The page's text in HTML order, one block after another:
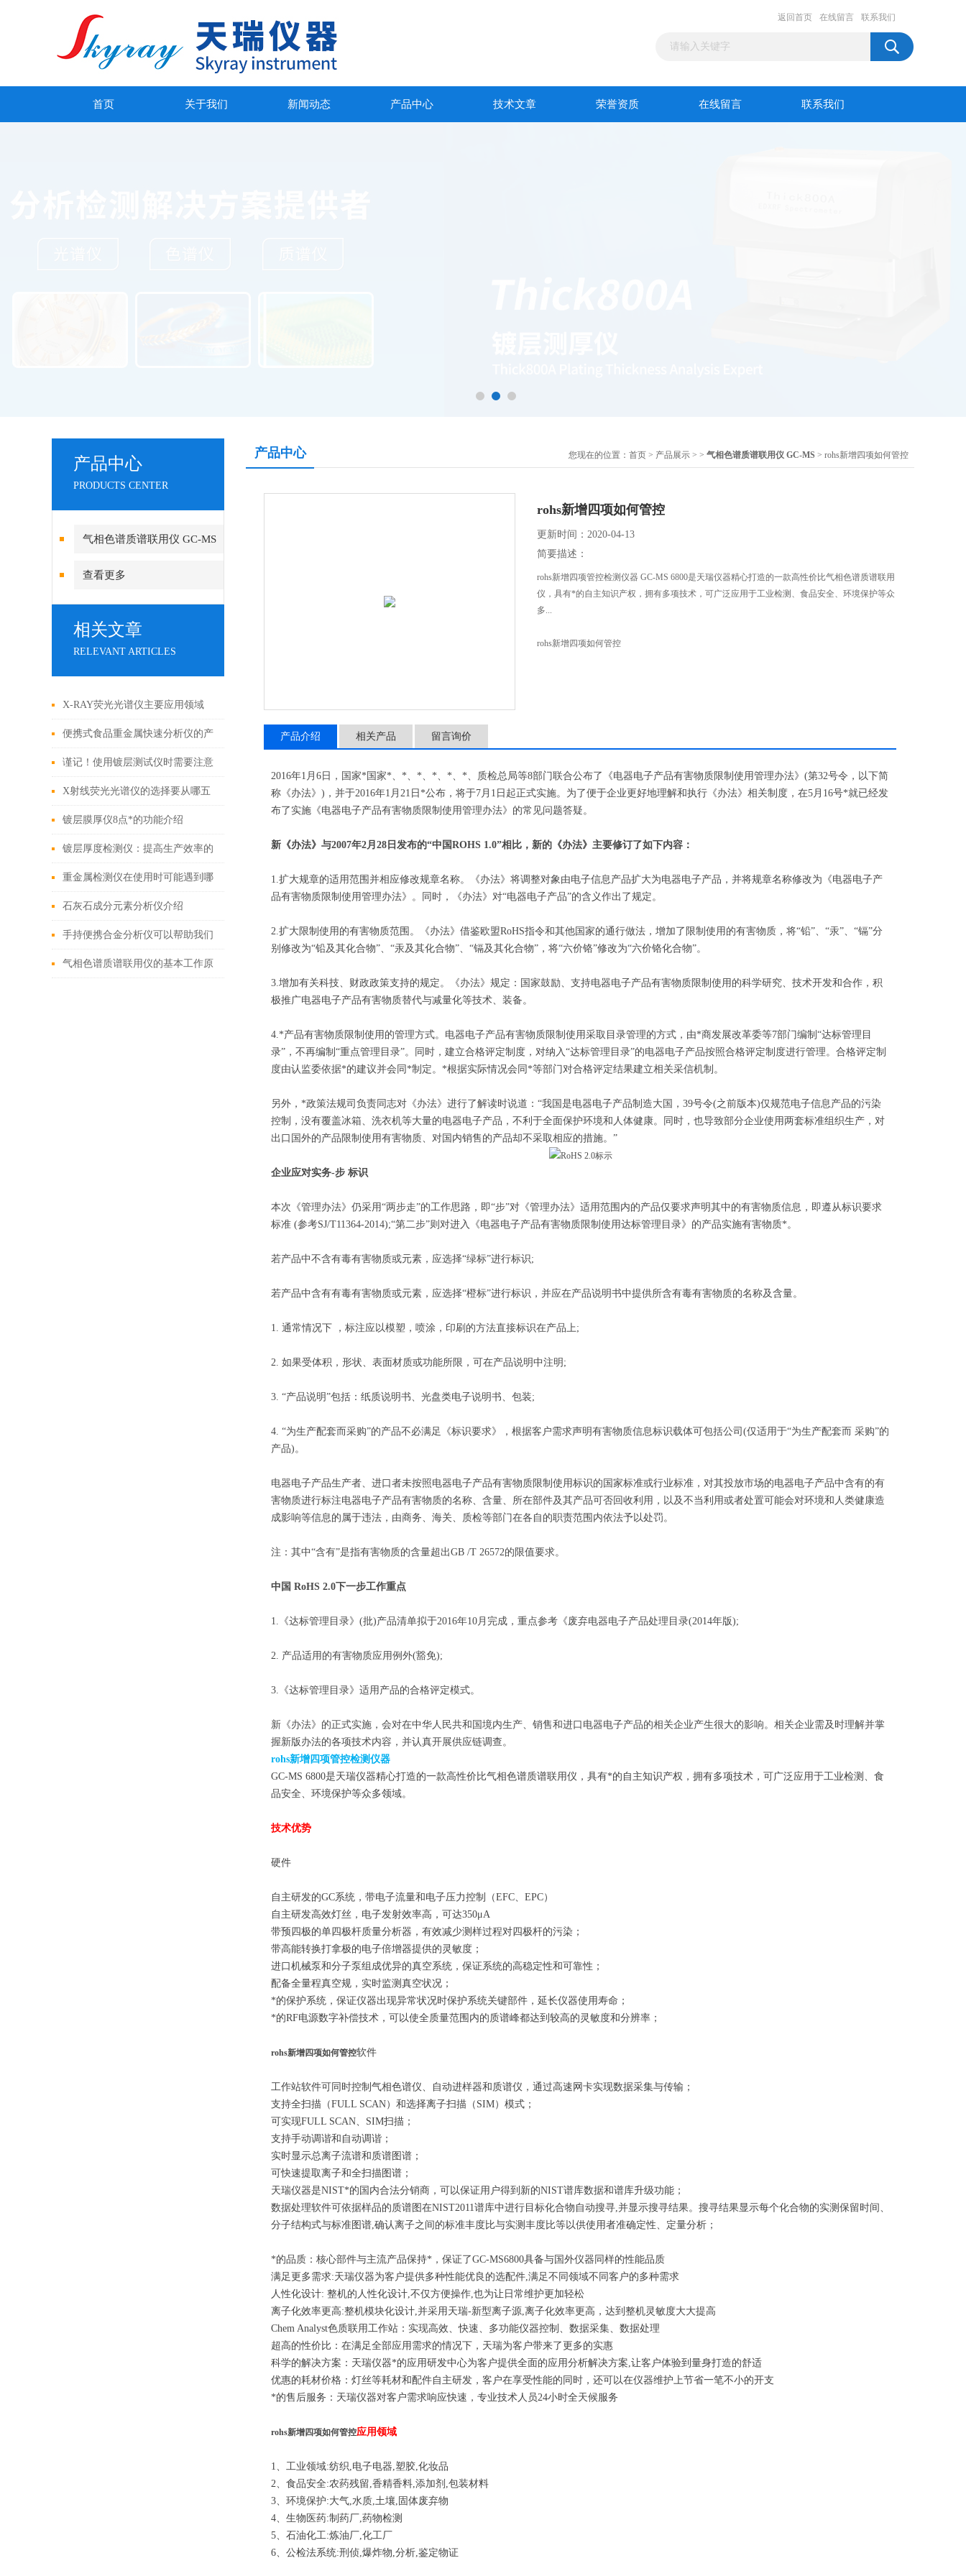
返回首页 在线留言 联系我们
首页 关于我们 新闻动态 产品中心 技术文章 荣誉资质 在线留言 联系我们
产品中心
PRODUCTS CENTER
气相色谱质谱联用仪 GC-MS
查看更多
相关文章
RELEVANT ARTICLES
X-RAY荧光光谱仪主要应用领域
便携式食品重金属快速分析仪的产
品特点及优势
谨记！使用镀层测试仪时需要注意
这些
X射线荧光光谱仪的选择要从哪五
点入
镀层膜厚仪8点*的功能介绍
镀层厚度检测仪：提高生产效率的
有效工具
重金属检测仪在使用时可能遇到哪
些问题?如何解决?
石灰石成分元素分析仪介绍
手持便携合金分析仪可以帮助我们
鉴别珠宝真伪
气相色谱质谱联用仪的基本工作原
产品中心 您现在的位置： 首页 > 产品展示 > > 气相色谱质谱联用仪 GC-MS > rohs新增四项如何管控
rohs新增四项如何管控
更新时间：2020-04-13
简要描述：
rohs新增四项管控检测仪器 GC-MS 6800是天瑞仪器精心打造的一款高性价比气相色谱质谱联用
仪，具有*的自主知识产权，拥有多项技术，可广泛应用于工业检测、食品安全、环境保护等众
多...
rohs新增四项如何管控
产品介绍 相关产品 留言询价
2016年1月6日，国家*国家*、*、*、*、*、*、质检总局等8部门联合公布了《电器电子产品有害物质限制使用管理办法》(第32号令，以下简
称《办法》)，并于2016年1月21日*公布，将于7月1日起正式实施。为了便于企业更好地理解和执行《办法》相关制度，在5月16号*就已经发
布了实施《电器电子产品有害物质限制使用管理办法》的常见问题答疑。
新《办法》与2007年2月28日发布的“中国ROHS 1.0”相比，新的《办法》主要修订了如下内容：
1.扩大规章的适用范围并相应修改规章名称。《办法》将调整对象由电子信息产品扩大为电器电子产品，并将规章名称修改为《电器电子产
品有害物质限制使用管理办法》。同时，《办法》对“电器电子产品”的含义作出了规定。
2.扩大限制使用的有害物质范围。《办法》借鉴欧盟RoHS指令和其他国家的通行做法，增加了限制使用的有害物质，将“铅”、“汞”、“镉”分
别修改为“铅及其化合物”、“汞及其化合物”、“镉及其化合物”，将“六价铬”修改为“六价铬化合物”。
3.增加有关科技、财政政策支持的规定。《办法》规定：国家鼓励、支持电器电子产品有害物质限制使用的科学研究、技术开发和合作，积
极推广电器电子产品有害物质替代与减量化等技术、装备。
4.*产品有害物质限制使用的管理方式。电器电子产品有害物质限制使用采取目录管理的方式，由*商发展改革委等7部门编制“达标管理目
录”，不再编制“重点管理目录”。同时，建立合格评定制度，对纳入“达标管理目录”的电器电子产品按照合格评定制度进行管理。合格评定制
度由认监委依据*的建议并会同*制定。*根据实际情况会同*等部门对合格评定结果建立相关采信机制。
另外，*政策法规司负责同志对《办法》进行了解读时说道：“我国是电器电子产品制造大国，39号令(之前版本)仅规范电子信息产品的污染
控制，没有覆盖冰箱、洗衣机等大量的电器电子产品，不利于全面保护环境和人体健康。同时，也导致部分企业使用两套标准组织生产，对
出口国外的产品限制使用有害物质、对国内销售的产品却不采取相应的措施。”
企业应对实务-步 标识
本次《管理办法》仍采用“两步走”的工作思路，即“步”对《管理办法》适用范围内的产品仅要求声明其中的有害物质信息，即遵从标识要求
标准 (参考SJ/T11364-2014);“第二步”则对进入《电器电子产品有害物质限制使用达标管理目录》的产品实施有害物质*。
若产品中不含有毒有害物质或元素，应选择“绿标”进行标识;
若产品中含有有毒有害物质或元素，应选择“橙标”进行标识，并应在产品说明书中提供所含有毒有害物质的名称及含量。
1. 通常情况下 ，标注应以模塑，喷涂，印刷的方法直接标识在产品上;
2. 如果受体积，形状、表面材质或功能所限，可在产品说明中注明;
3. “产品说明”包括：纸质说明书、光盘类电子说明书、包装;
4. “为生产配套而采购”的产品不必满足《标识要求》，根据客户需求声明有害物质信息标识载体可包括公司(仅适用于“为生产配套而 采购”的
产品)。
电器电子产品生产者、进口者未按照电器电子产品有害物质限制使用标识的国家标准或行业标准，对其投放市场的电器电子产品中含有的有
害物质进行标注电器电子产品有害物质的名称、含量、所在部件及其产品可否回收利用，以及不当利用或者处置可能会对环境和人类健康造
成影响等信息的属于违法，由商务、海关、质检等部门在各自的职责范围内依法予以处罚。
注：其中“含有”是指有害物质的含量超出GB /T 26572的限值要求。
中国 RoHS 2.0下一步工作重点
1.《达标管理目录》(批)产品清单拟于2016年10月完成，重点参考《废弃电器电子产品处理目录(2014年版);
2. 产品适用的有害物质应用例外(豁免);
3.《达标管理目录》适用产品的合格评定模式。
新《办法》的正式实施，会对在中华人民共和国境内生产、销售和进口电器电子产品的相关企业产生很大的影响。相关企业需及时理解并掌
握新版办法的各项技术内容，并认真开展供应链调查。
rohs新增四项管控检测仪器
GC-MS 6800是天瑞仪器精心打造的一款高性价比气相色谱质谱联用仪，具有*的自主知识产权，拥有多项技术，可广泛应用于工业检测、食
品安全、环境保护等众多领域。
技术优势
硬件
自主研发的GC系统，带电子流量和电子压力控制（EFC、EPC）
自主研发高效灯丝，电子发射效率高，可达350μA
带预四极的单四极杆质量分析器，有效减少测样过程对四极杆的污染；
带高能转换打拿极的电子倍增器提供的灵敏度；
进口机械泵和分子泵组成优异的真空系统，保证系统的高稳定性和可靠性；
配备全量程真空规，实时监测真空状况；
*的保护系统，保证仪器出现异常状况时保护系统关键部件，延长仪器使用寿命；
*的RF电源数字补偿技术，可以使全质量范围内的质谱峰都达到较高的灵敏度和分辨率；
rohs新增四项如何管控软件
工作站软件可同时控制气相色谱仪、自动进样器和质谱仪，通过高速网卡实现数据采集与传输；
支持全扫描（FULL SCAN）和选择离子扫描（SIM）模式；
可实现FULL SCAN、SIM扫描；
支持手动调谐和自动调谐；
实时显示总离子流谱和质谱图谱；
可快速提取离子和全扫描图谱；
天瑞仪器是NIST*的国内合法分销商，可以保证用户得到新的NIST谱库数据和谱库升级功能；
数据处理软件可依据样品的质谱图在NIST2011谱库中进行目标化合物自动搜寻,并显示搜寻结果。搜寻结果显示每个化合物的实测保留时间、
分子结构式与标准图谱,确认离子之间的标准丰度比与实测丰度比等以供使用者准确定性、定量分析；
*的品质：核心部件与主流产品保持*，保证了GC-MS6800具备与国外仪器同样的性能品质
满足更多需求:天瑞仪器为客户提供多种性能优良的选配件,满足不同领域不同客户的多种需求
人性化设计: 整机的人性化设计,不仅方便操作,也为让日常维护更加轻松
离子化效率更高:整机模块化设计,并采用天瑞-新型离子源,离子化效率更高，达到整机灵敏度大大提高
Chem Analyst色质联用工作站：实现高效、快速、多功能仪器控制、数据采集、数据处理
超高的性价比：在满足全部应用需求的情况下，天瑞为客户带来了更多的实惠
科学的解决方案：天瑞仪器*的应用研发中心为客户提供全面的应用分析解决方案,让客户体验到量身打造的舒适
优惠的耗材价格：灯丝等耗材和配件自主研发，客户在享受性能的同时，还可以在仪器维护上节省一笔不小的开支
*的售后服务：天瑞仪器对客户需求响应快速，专业技术人员24小时全天候服务
rohs新增四项如何管控应用领域
1、工业领域:纺织,电子电器,塑胶,化妆品
2、食品安全:农药残留,香精香料,添加剂,包装材料
3、环境保护:大气,水质,土壤,固体废弃物
4、生物医药:制药厂,药物检测
5、石油化工:炼油厂,化工厂
6、公检法系统:刑侦,爆炸物,分析,鉴定物证